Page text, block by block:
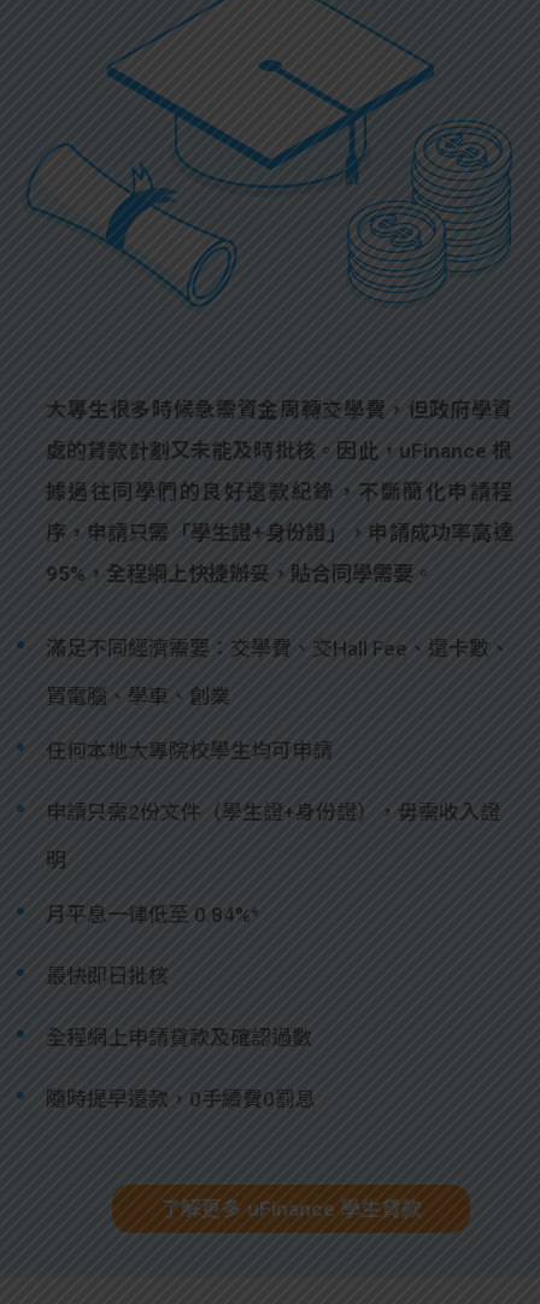
大專生很多時候急需資金周轉交學費，但政府學資
處的貸款計劃又未能及時批核。因此，uFinance 根
據過往同學們的良好還款紀錄，不斷簡化申請程
序，申請只需「學生證+身份證」，申請成功率高達
95%，全程網上快捷辦妥，貼合同學需要。
滿足不同經濟需要：交學費、交Hall Fee、還卡數、
買電腦、學車、創業
任何本地大專院校學生均可申請
申請只需2份文件（學生證+身份證），毋需收入證
明
月平息一律低至 0.84%*
最快即日批核
全程網上申請貸款及確認過數
隨時提早還款，0手續費0罰息
了解更多 uFinance 學生貸款